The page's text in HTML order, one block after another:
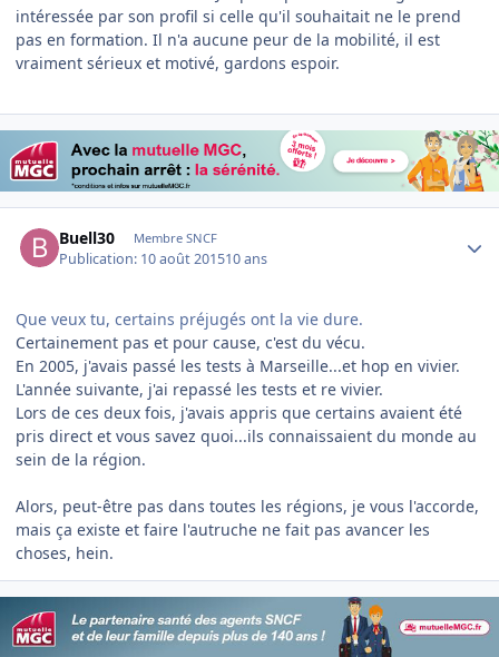
intéressée par son profil si celle qu'il souhaitait ne le prend
pas en formation. Il n'a aucune peur de la mobilité, il est
vraiment sérieux et motivé, gardons espoir.
Buell30 Membre SNCF
Publication: 10 août 201510 ans
Que veux tu, certains préjugés ont la vie dure.
Certainement pas et pour cause, c'est du vécu.
En 2005, j'avais passé les tests à Marseille...et hop en vivier.
L'année suivante, j'ai repassé les tests et re vivier.
Lors de ces deux fois, j'avais appris que certains avaient été
pris direct et vous savez quoi...ils connaissaient du monde au
sein de la région.
Alors, peut-être pas dans toutes les régions, je vous l'accorde,
mais ça existe et faire l'autruche ne fait pas avancer les
choses, hein.